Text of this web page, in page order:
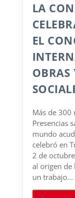
LA
EL
OBRAS
Más de 300
Presencias
mundo
celebró en
2 de
al origen de
un trabajo...